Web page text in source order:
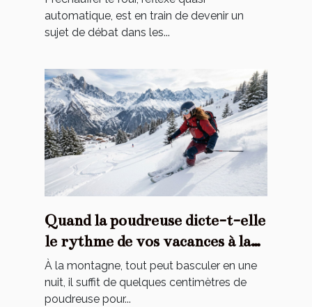
automatique, est en train de devenir un
sujet de débat dans les...
Quand la poudreuse dicte-t-elle
le rythme de vos vacances à la
montagne ?
À la montagne, tout peut basculer en une
nuit, il suffit de quelques centimètres de
poudreuse pour...